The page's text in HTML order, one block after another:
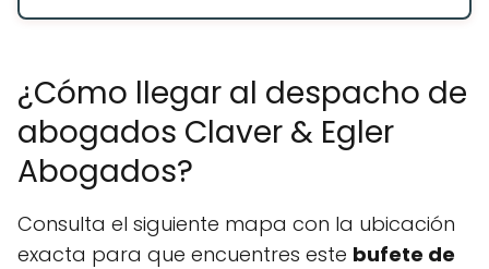
¿Cómo llegar al despacho de
abogados Claver & Egler
Abogados?
Consulta el siguiente mapa con la ubicación
exacta para que encuentres este bufete de